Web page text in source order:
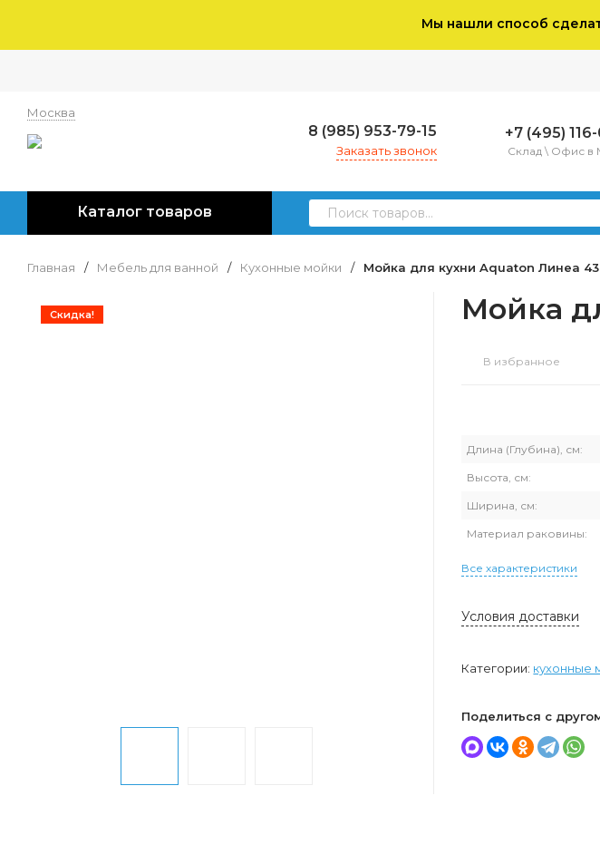
Мы нашли способ
Москва
8 (985) 953-79-15
Заказать звонок
+7 (495)
Склад \ Офис в
Каталог товаров
Главная / Мебель для ванной / Кухонные мойки / Мойка для кухни Aquaton Линеа
Скидка! Мойка
В избранное
Длина (Глубина), см:
Высота, см:
Ширина, см:
Материал раковины:
Все характеристики
Условия доставки
Категории: кухонные
Поделиться с